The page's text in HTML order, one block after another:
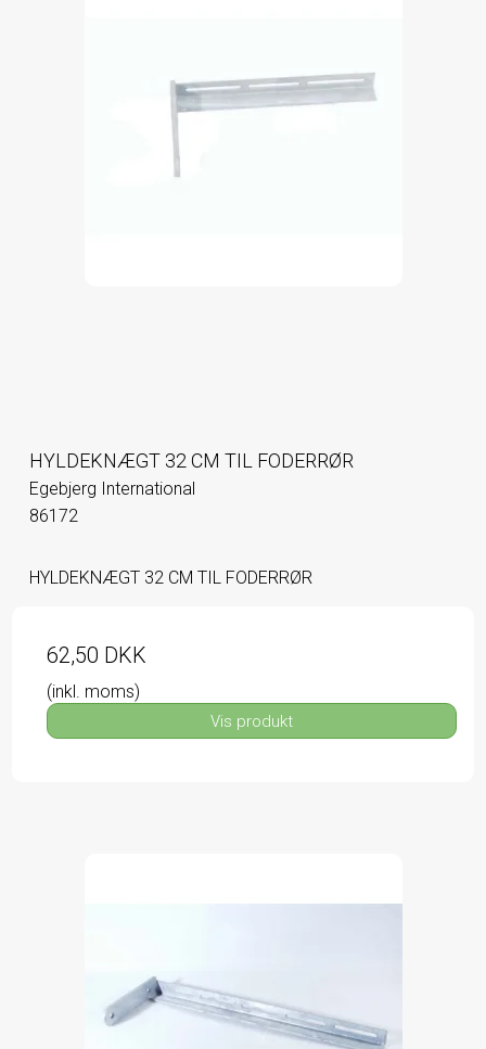
HYLDEKNÆGT 32 CM TIL FODERRØR
Egebjerg International
86172
HYLDEKNÆGT 32 CM TIL FODERRØR
62,50 DKK
(inkl. moms)
Vis produkt